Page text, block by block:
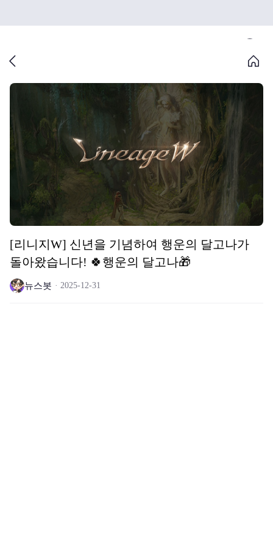
[리니지W] 신년을 기념하여 행운의 달고나가
돌아왔습니다! 🍀행운의 달고나🎁
뉴스봇 2025-12-31